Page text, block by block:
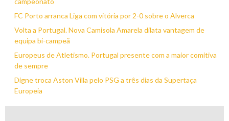
FC Porto arranca Liga com vitória por 2-0 sobre o Alverca
Volta a Portugal. Nova Camisola Amarela dilata vantagem de
equipa bi-campeã
Europeus de Atletismo. Portugal presente com a maior comitiva
de sempre
Digne troca Aston Villa pelo PSG a três dias da Supertaça
Europeia